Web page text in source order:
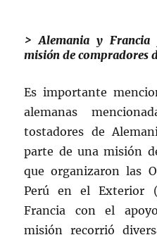
> Alemania y
misión de compradores
Es importante
alemanas
tostadores de
parte de una misión
que organizaron las
Perú en el Exterior
Francia con el
misión recorrió